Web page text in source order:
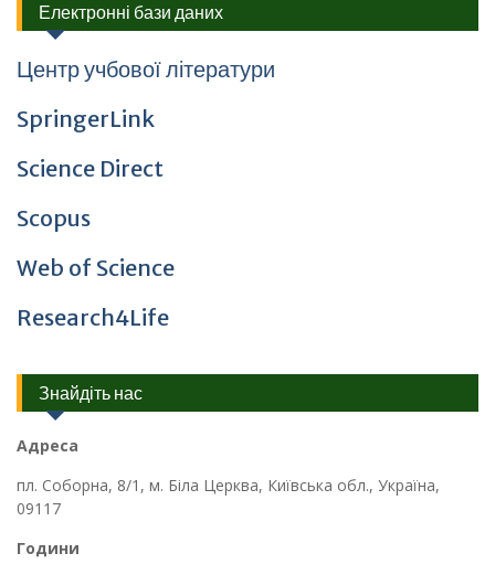
Електронні бази даних
Центр учбової літератури
SpringerLink
Science Direct
Scopus
Web of Science
Research4Life
Знайдіть нас
Адреса
пл. Соборна, 8/1, м. Біла Церква, Київська обл., Україна,
09117
Години